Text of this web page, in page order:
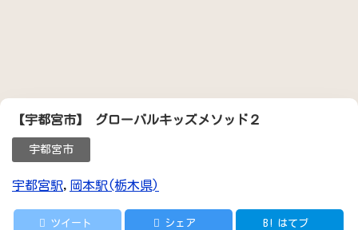
【宇都宮市】 グローバルキッズメソッド２
宇都宮市
宇都宮駅, 岡本駅(栃木県)
ツイート シェア B! はてブ